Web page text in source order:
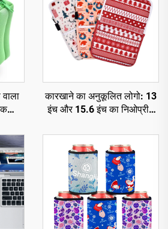
वाला
युक्त
कारखाने का अनुकूलित लोगो: 13
इंच और 15.6 इंच का निओप्रीन
यात्रा शैली, जलरोधक, टिकाऊ,
सुरक्षात्मक और झटका-रोधी